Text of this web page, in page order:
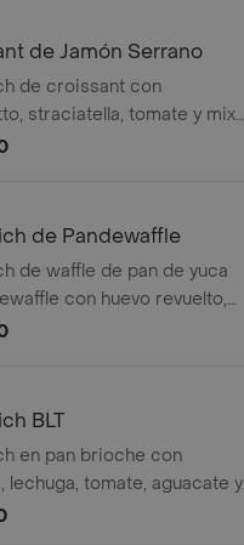
de Jamón Serrano
de croissant con
straciatella, tomate y mix
de Pandewaffle
de waffle de pan de yuca
con huevo revuelto,
y tocineta crocante.
BLT
en pan brioche con
lechuga, tomate, aguacate y
picante.